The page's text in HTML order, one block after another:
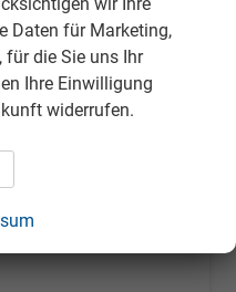
Daten für Marketing,
die Sie uns Ihr
Ihre Einwilligung
widerrufen.